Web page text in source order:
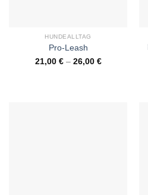
HUNDEALLTAG
Pro-Leash
21,00 €– 26,00 €